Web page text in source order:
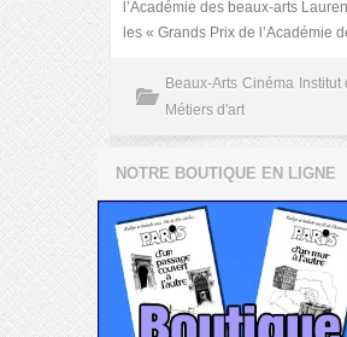
l’Académie des beaux-arts
les « Grands Prix de l’Académie
Beaux-Arts Cinéma
Métiers d'art
NOTRE BOUTIQUE EN LIGNE